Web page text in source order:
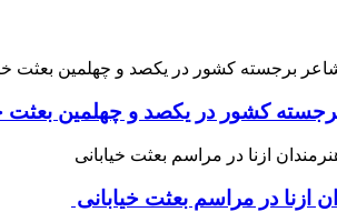
کشور در یکصد و چهلمین بعثت
ازنا در مراسم بعثت خیابانی